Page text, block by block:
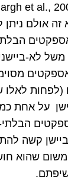
et al.,
אולם
משל לא-
(לפחות לאלו
על אחת
קשה
שהוא